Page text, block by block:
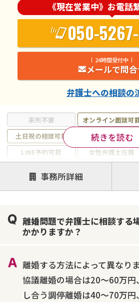
来所不要 オンライン面談可
土日祝の相談可能
19時以降電話可能
LINE予約可能
女性弁護士在籍
注力案件
離婚前相談
離婚調停
不貞・不倫慰謝料請求
国際離婚
財産分与
続きを読む
《現在営業中》お電話
050-
24時間受付中
メールで問
弁護士への相談の
事務所詳細
離婚問題で弁護士に相談する
かかりますか？
離婚する方法によって異なり
協議離婚の場合は20～60万
し合う調停離婚は40～70万